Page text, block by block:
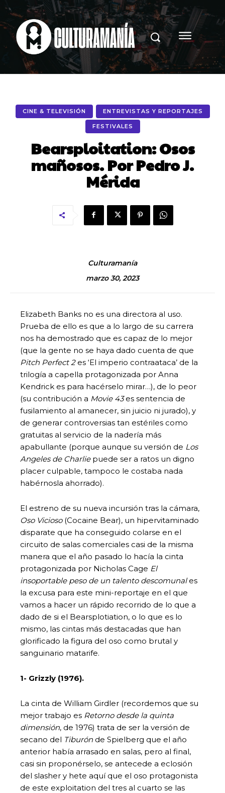
CINE & TELEVISIÓN ENTREVISTAS Y REPORTAJES
FESTIVALES
Bearsploitation: Osos
mañosos. Por Pedro J.
Mérida
Culturamanía
marzo 30, 2023
Elizabeth Banks no es una directora al uso.
Prueba de ello es que a lo largo de su carrera
nos ha demostrado que es capaz de lo mejor
(que la gente no se haya dado cuenta de que
Pitch Perfect 2es ‘El imperio contraataca’ de la
trilogía a capella protagonizada por Anna
Kendrick es para hacérselo mirar…), de lo peor
(su contribución a Movie 43es sentencia de
fusilamiento al amanecer, sin juicio ni jurado), y
de generar controversias tan estériles como
gratuitas al servicio de la nadería más
apabullante (porque aunque su versión de Los
Angeles de Charliepuede ser a ratos un digno
placer culpable, tampoco le costaba nada
habérnosla ahorrado).
El estreno de su nueva incursión tras la cámara,
Oso Vicioso(Cocaine Bear), un hipervitaminado
disparate que ha conseguido colarse en el
circuito de salas comerciales casi de la misma
manera que el año pasado lo hacía la cinta
protagonizada por Nicholas Cage El
insoportable peso de un talento descomunales
la excusa para este mini-reportaje en el que
vamos a hacer un rápido recorrido de lo que a
dado de si el Bearsplotiation, o lo que es lo
mismo, las cintas más destacadas que han
glorificado la figura del oso como brutal y
sanguinario matarife.
1- Grizzly (1976).
La cinta de William Girdler (recordemos que su
mejor trabajo es Retorno desde la quinta
dimensión, de 1976) trata de ser la versión de
secano del Tiburón de Spielberg que el año
anterior había arrasado en salas, pero al final,
casi sin proponérselo, se antecede a eclosión
del slasher y hete aquí que el oso protagonista
de este exploitation del tres al cuarto se las